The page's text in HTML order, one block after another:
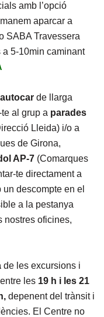
amb l’opció
aparcar a
SABA Travessera
a 5-10min caminant
autocar de llarga
al grup a parades
Lleida) i/o a
de Girona,
AP-7 (Comarques
te directament a
un descompte en el
a la pestanya
nostres oficines,
de les excursions i
les 19 h i les 21
depenent del trànsit i
El Centre no